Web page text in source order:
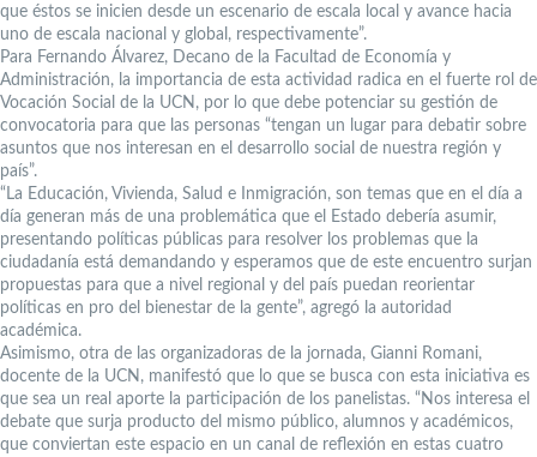
que éstos se inicien desde un escenario de escala local y avance hacia
uno de escala nacional y global, respectivamente”.
Para Fernando Álvarez, Decano de la Facultad de Economía y
Administración, la importancia de esta actividad radica en el fuerte rol de
Vocación Social de la UCN, por lo que debe potenciar su gestión de
convocatoria para que las personas “tengan un lugar para debatir sobre
asuntos que nos interesan en el desarrollo social de nuestra región y
país”.
“La Educación, Vivienda, Salud e Inmigración, son temas que en el día a
día generan más de una problemática que el Estado debería asumir,
presentando políticas públicas para resolver los problemas que la
ciudadanía está demandando y esperamos que de este encuentro surjan
propuestas para que a nivel regional y del país puedan reorientar
políticas en pro del bienestar de la gente”, agregó la autoridad
académica.
Asimismo, otra de las organizadoras de la jornada, Gianni Romani,
docente de la UCN, manifestó que lo que se busca con esta iniciativa es
que sea un real aporte la participación de los panelistas. “Nos interesa el
debate que surja producto del mismo público, alumnos y académicos,
que conviertan este espacio en un canal de reflexión en estas cuatro